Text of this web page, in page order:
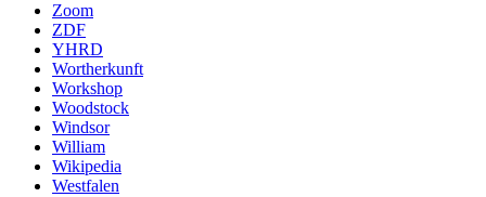
Zoom
ZDF
YHRD
Wortherkunft
Workshop
Woodstock
Windsor
William
Wikipedia
Westfalen